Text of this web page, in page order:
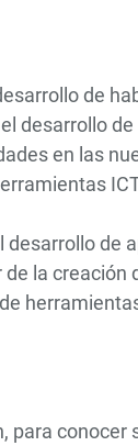
de
desarrollo
en las
de
la creación
para conocer